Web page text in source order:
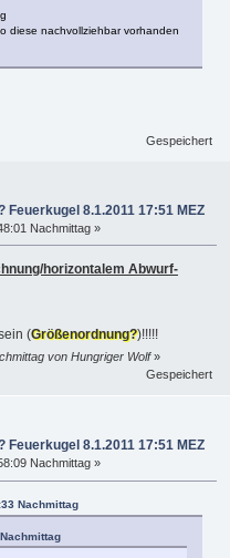
diese nachvollziehbar vorhanden
Gespeichert
8.1.2011 17:51 MEZ
Nachmittag »
horizontalem Abwurf-
(Größenordnung?)!!!!!
von Hungriger Wolf»
Gespeichert
8.1.2011 17:51 MEZ
Nachmittag »
Nachmittag